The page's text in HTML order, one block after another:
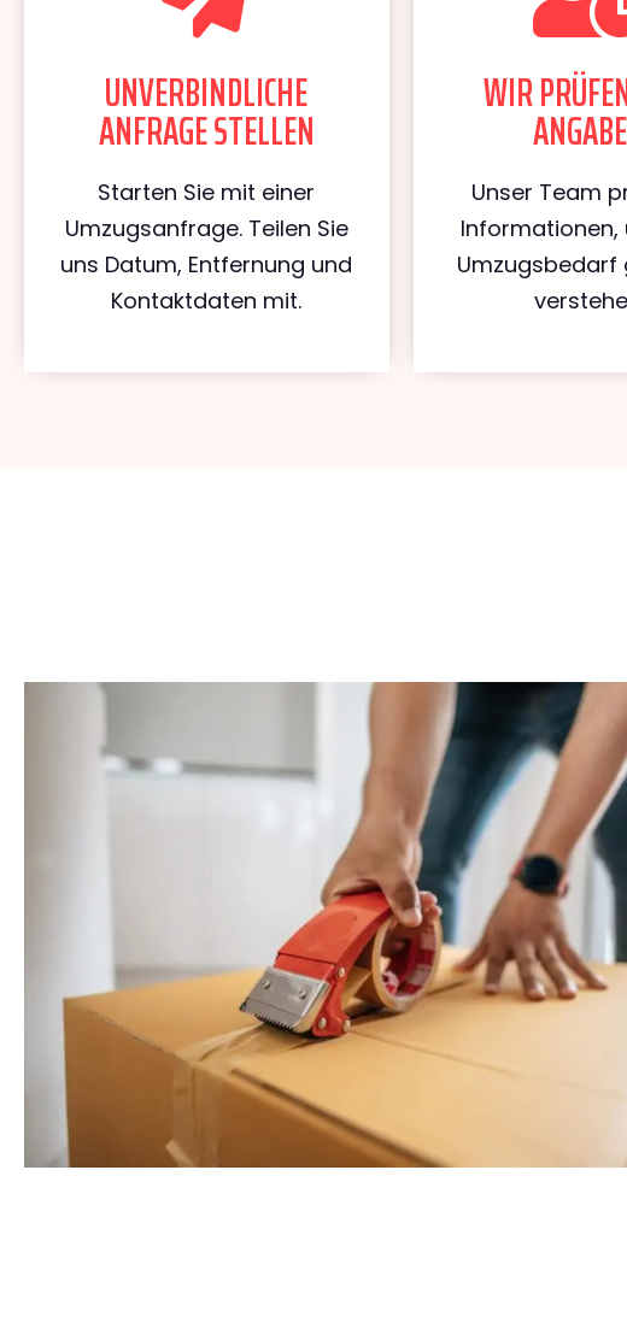
UNVERBINDLICHE
ANFRAGE STELLEN
Starten Sie mit einer
Umzugsanfrage. Teilen Sie
uns Datum, Entfernung und
Kontaktdaten mit.
WIR
Unser Team
Informationen,
Umzugsbedarf